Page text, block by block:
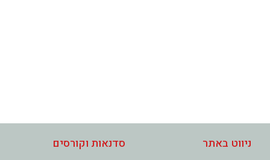
ניווט באתר סדנאות וקורסים